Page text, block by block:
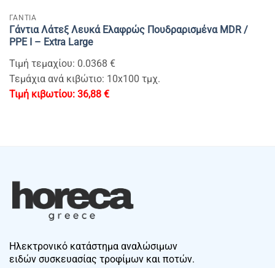
ΓΑΝΤΙΑ
Γάντια Λάτεξ Λευκά Eλαφρώς Πουδραρισμένα MDR /
PPE I – Extra Large
Τιμή τεμαχίου: 0.0368 €
Τεμάχια ανά κιβώτιο: 10x100 τμχ.
36,88 €
Ηλεκτρονικό κατάστημα αναλώσιμων
ειδών συσκευασίας τροφίμων και ποτών.